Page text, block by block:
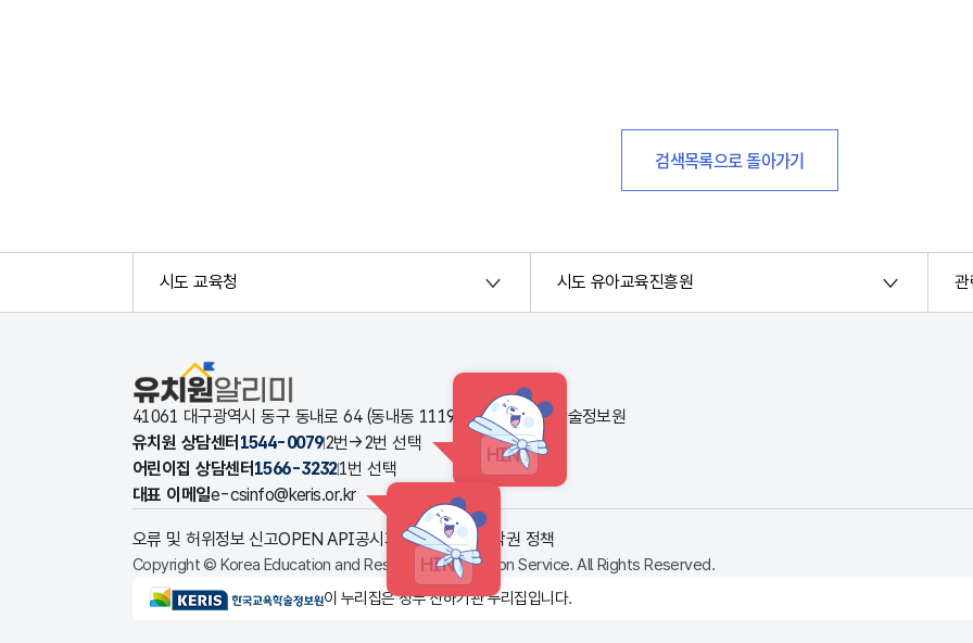
검색목록으로 돌아가기
시도 교육청 시도 유아교육진흥원
유치원알리미
41061 대구광역시 동구 동내로 64 (동내동 1119번지) 한국교육학술정보원
유치원 상담센터 1544-00792번→2번 선택
HINT
어린이집 상담센터 1566-32321번 선택
대표 이메일e-csinfo@keris.or.kr
HINT
오류 및 허위정보 신고OPEN API공시자료 다운로드저작권 정책
Copyright © Korea Education and Research Information Service. All Rights Reserved.
KERIS한국교육학술정보원이 누리집은 정부 산하기관 누리집입니다.